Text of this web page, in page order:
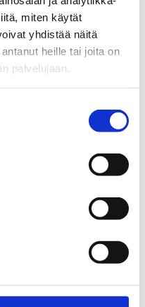
miten käytät
yhdistää näitä
heille tai joita on
palvelujaan.
edustajiston
– ilmoittaudu TE-